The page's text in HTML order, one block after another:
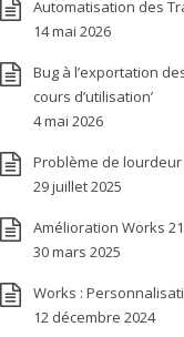
Automatisation des
14 mai 2026
Bug à l’exportation
cours d’utilisation’
4 mai 2026
Problème de
29 juillet 2025
Amélioration Works
30 mars 2025
Works :
12 décembre 2024